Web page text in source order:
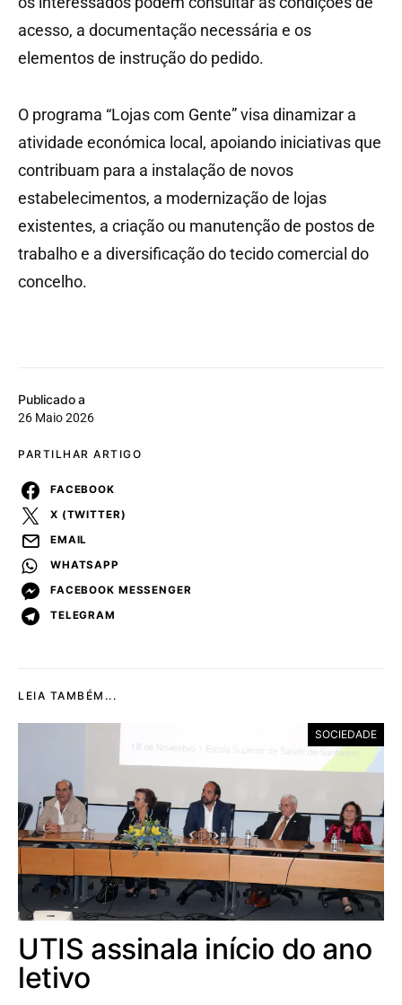
Publicado a
26 Maio 2026
PARTILHAR ARTIGO
FACEBOOK
X (TWITTER)
EMAIL
WHATSAPP
FACEBOOK MESSENGER
TELEGRAM
acesso, a documentação necessária e os
elementos de instrução do pedido.
O programa “Lojas com Gente” visa dinamizar a
atividade económica local, apoiando iniciativas que
contribuam para a instalação de novos
estabelecimentos, a modernização de lojas
existentes, a criação ou manutenção de postos de
trabalho e a diversificação do tecido comercial do
concelho.
LEIA TAMBÉM...
SOCIEDADE
UTIS assinala início do ano
letivo